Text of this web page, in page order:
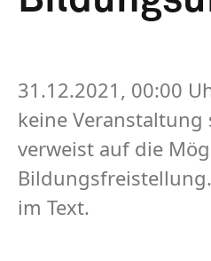
31.12.2021, 00:00
keine Veranstaltung
verweist auf die
im Text.